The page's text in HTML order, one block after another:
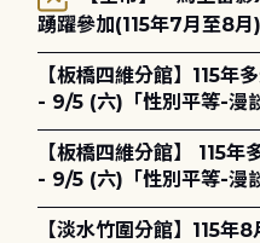
踴躍參加(115年7月至8月)
【板橋四維分館】115年
- 9/5 (六)「性別平等-漫
講座) ◎ 8/1 (六) 14:00
【板橋四維分館】 115
- 9/5 (六)「性別平等-漫
講座) ◎ 8/1 (六) 14:00
【淡水竹圍分館】115年